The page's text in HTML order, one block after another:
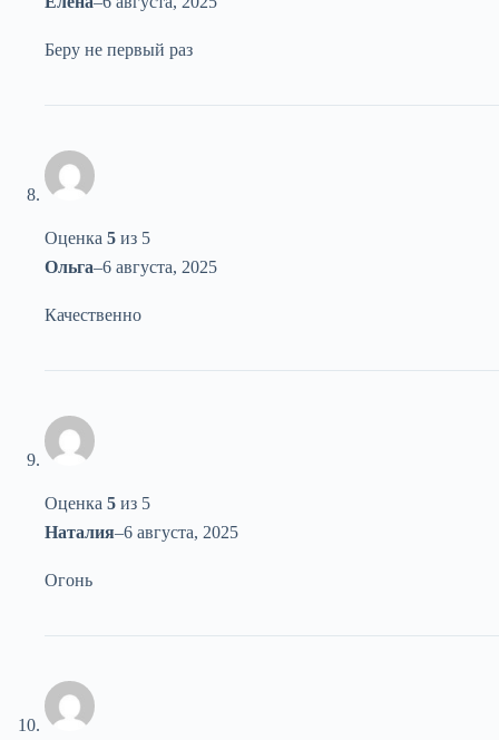
Беру не первый раз
Оценка 5 из 5
Ольга–6 августа, 2025
Качественно
Оценка 5 из 5
Наталия–6 августа, 2025
Огонь